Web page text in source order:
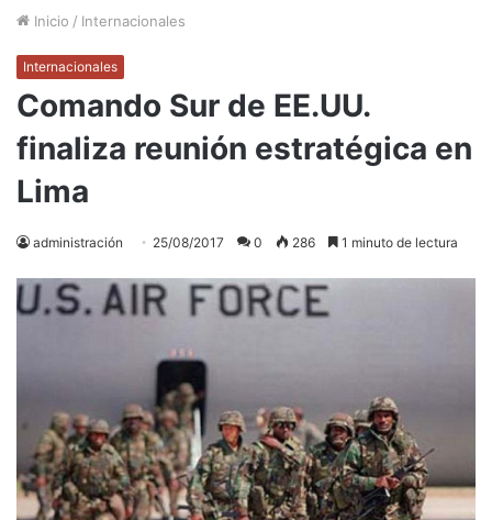
Inicio / Internacionales
Internacionales
Comando Sur de EE.UU.
finaliza reunión estratégica en
Lima
administración 25/08/2017 0 286 1 minuto de lectura